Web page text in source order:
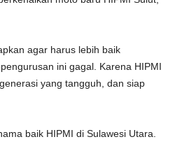
agar harus lebih baik
ini gagal. Karena HIPMI
yang tangguh, dan siap
baik HIPMI di Sulawesi Utara.